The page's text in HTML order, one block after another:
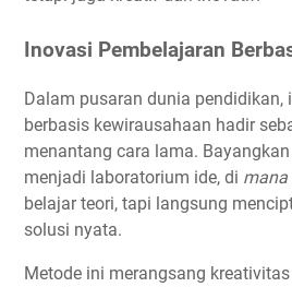
Inovasi Pembelajaran
Dalam pusaran dunia pendidikan,
berbasis kewirausahaan hadir
menantang cara lama.
menjadi laboratorium ide, di mana
belajar teori, tapi langsung
solusi nyata.
Metode ini merangsang